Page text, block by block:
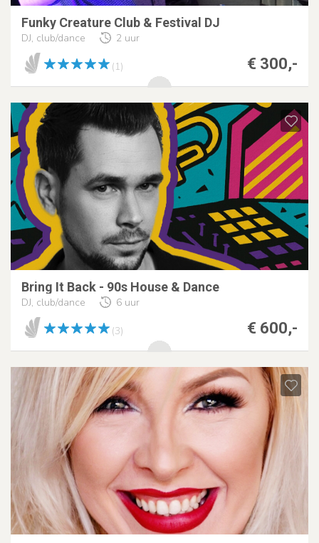
Funky Creature Club & Festival DJ
DJ, club/dance 2 uur
€ 300,-
(1)
Bring It Back - 90s House & Dance
DJ, club/dance 6 uur
€ 600,-
(3)